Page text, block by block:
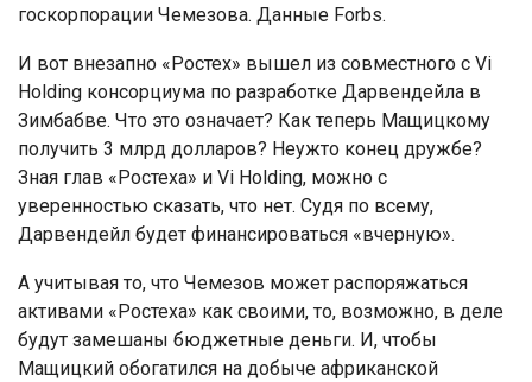
госкорпорации Чемезова. Данные Forbs.
И вот внезапно «Ростех» вышел из совместного с Vi
Holding консорциума по разработке Дарвендейла в
Зимбабве. Что это означает? Как теперь Мащицкому
получить 3 млрд долларов? Неужто конец дружбе?
Зная глав «Ростеха» и Vi Holding, можно с
уверенностью сказать, что нет. Судя по всему,
Дарвендейл будет финансироваться «вчерную».
А учитывая то, что Чемезов может распоряжаться
активами «Ростеха» как своими, то, возможно, в деле
будут замешаны бюджетные деньги. И, чтобы
Мащицкий обогатился на добыче африканской